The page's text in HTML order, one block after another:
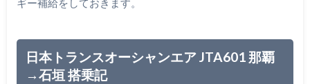
日本トランスオーシャンエア JTA601 那覇
→石垣 搭乗記